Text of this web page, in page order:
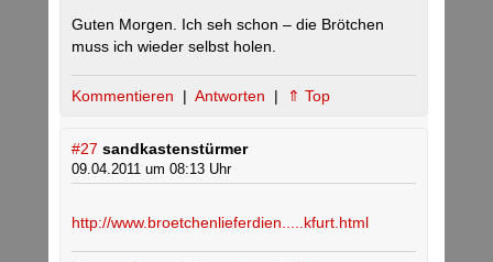
Guten Morgen. Ich seh schon – die Brötchen
muss ich wieder selbst holen.
Kommentieren | Antworten | ⇑ Top
#27 sandkastenstürmer
09.04.2011 um 08:13 Uhr
http://www.broetchenlieferdien.....kfurt.html